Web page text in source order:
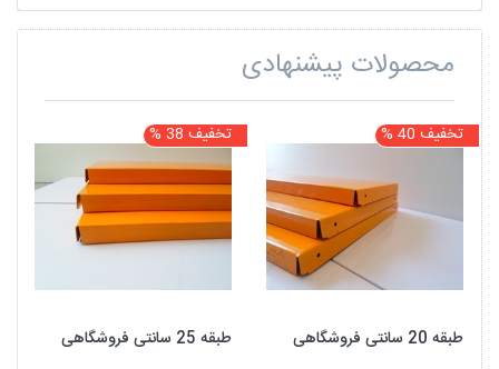
محصولات پیشنهادی
تخفیف 40 %
طبقه 20 سانتی فروشگاهی
تخفیف 38 %
طبقه 25 سانتی فروشگاهی